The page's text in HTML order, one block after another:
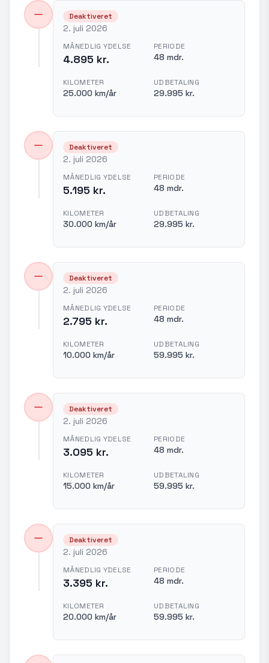
Deaktiveret
2. juli 2026
MÅNEDLIG YDELSE
4.895 kr.
PERIODE
48 mdr.
KILOMETER
25.000 km/år
UDBETALING
29.995 kr.
Deaktiveret
2. juli 2026
MÅNEDLIG YDELSE
5.195 kr.
PERIODE
48 mdr.
KILOMETER
30.000 km/år
UDBETALING
29.995 kr.
Deaktiveret
2. juli 2026
MÅNEDLIG YDELSE
2.795 kr.
PERIODE
48 mdr.
KILOMETER
10.000 km/år
UDBETALING
59.995 kr.
Deaktiveret
2. juli 2026
MÅNEDLIG YDELSE
3.095 kr.
PERIODE
48 mdr.
KILOMETER
15.000 km/år
UDBETALING
59.995 kr.
Deaktiveret
2. juli 2026
MÅNEDLIG YDELSE
3.395 kr.
PERIODE
48 mdr.
KILOMETER
20.000 km/år
UDBETALING
59.995 kr.